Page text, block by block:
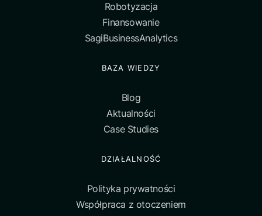
Robotyzacja
Finansowanie
SagiBusinessAnalytics
BAZA WIEDZY
Blog
Aktualności
Case Studies
DZIAŁALNOŚĆ
Polityka prywatności
Współpraca z otoczeniem